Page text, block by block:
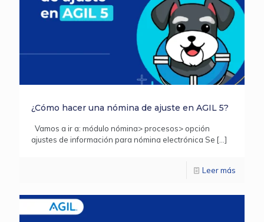
¿Cómo hacer una nómina de ajuste en AGIL 5?
Vamos a ir a: módulo nómina> procesos> opción
ajustes de información para nómina electrónica Se […]
Leer más